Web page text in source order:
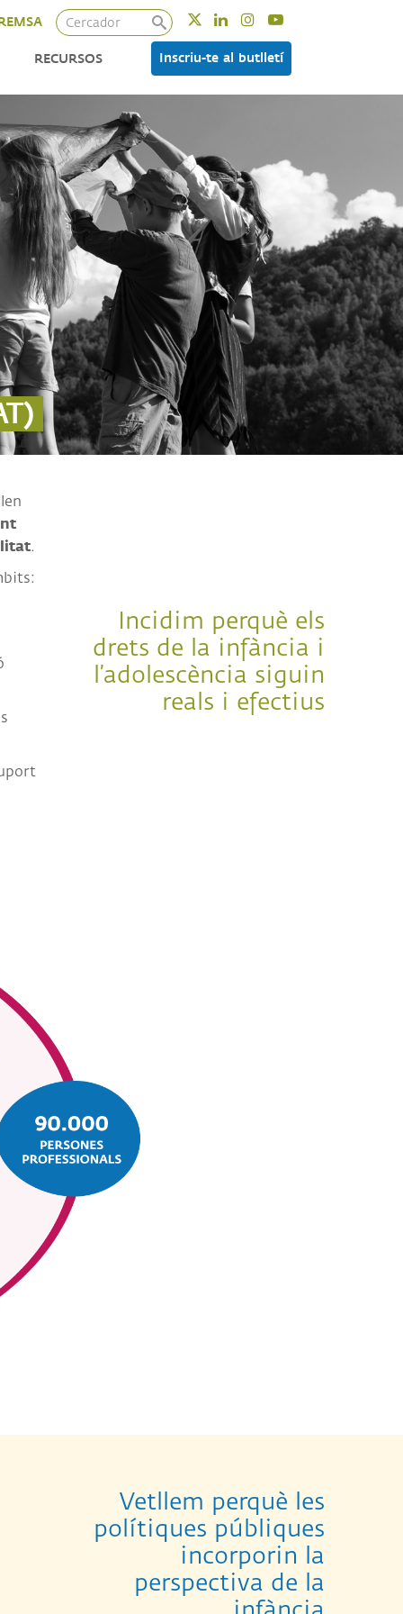
TwitterLinkedinInstagram
Cercador
RECURSOS Inscriu-te al butlletí
.
Incidim perquè els
drets de la infància i
l’adolescència siguin
reals i efectius
Vetllem perquè les
polítiques públiques
incorporin la
perspectiva de la